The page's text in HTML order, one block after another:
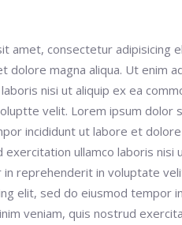
amet, consectetur adipisicing
dolore magna aliqua. Ut enim
nisi ut aliquip ex ea
velit. Lorem ipsum dolor
incididunt ut labore et dolore
exercitation ullamco laboris nisi
in reprehenderit in voluptate
elit, sed do eiusmod tempor
veniam, quis nostrud